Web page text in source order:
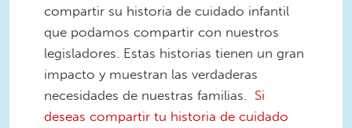
compartir su historia de cuidado infantil
que podamos compartir con nuestros
legisladores. Estas historias tienen un gran
impacto y muestran las verdaderas
necesidades de nuestras familias. Si
deseas compartir tu historia de cuidado